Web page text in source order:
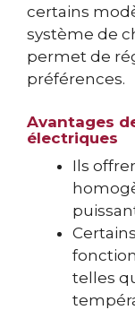
certains
système de
permet de
préférences.
Avantages
électriques
Ils
telles